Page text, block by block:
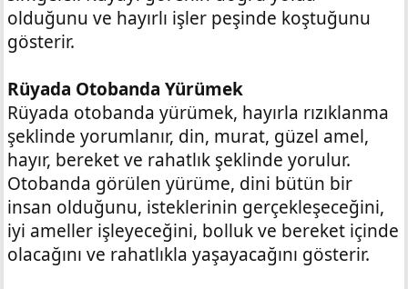
olduğunu ve hayırlı işler peşinde koştuğunu
gösterir.
Rüyada Otobanda Yürümek
Rüyada otobanda yürümek, hayırla rızıklanma
şeklinde yorumlanır, din, murat, güzel amel,
hayır, bereket ve rahatlık şeklinde yorulur.
Otobanda görülen yürüme, dini bütün bir
insan olduğunu, isteklerinin gerçekleşeceğini,
iyi ameller işleyeceğini, bolluk ve bereket içinde
olacağını ve rahatlıkla yaşayacağını gösterir.